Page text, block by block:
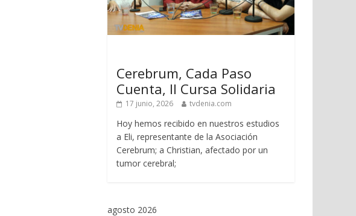
Cerebrum, Cada Paso
Cuenta, II Cursa Solidaria
17 junio, 2026 tvdenia.com
Hoy hemos recibido en nuestros estudios
a Eli, representante de la Asociación
Cerebrum; a Christian, afectado por un
tumor cerebral;
agosto 2026